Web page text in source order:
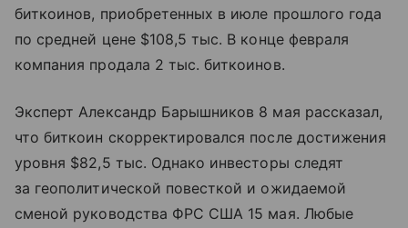
биткоинов, приобретенных в июле прошлого года
по средней цене $108,5 тыс. В конце февраля
компания продала 2 тыс. биткоинов.
Эксперт Александр Барышников 8 мая рассказал,
что биткоин скорректировался после достижения
уровня $82,5 тыс. Однако инвесторы следят
за геополитической повесткой и ожидаемой
сменой руководства ФРС США 15 мая. Любые